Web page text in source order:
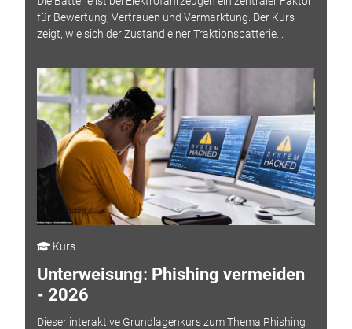
für Bewertung, Vertrauen und Vermarktung. Der Kurs
zeigt, wie sich der Zustand einer Traktionsbatterie...
Kurs
Unterweisung: Phishing vermeiden
- 2026
Dieser interaktive Grundlagenkurs zum Thema Phishing